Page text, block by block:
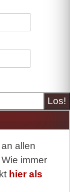
allen
immer
hier als